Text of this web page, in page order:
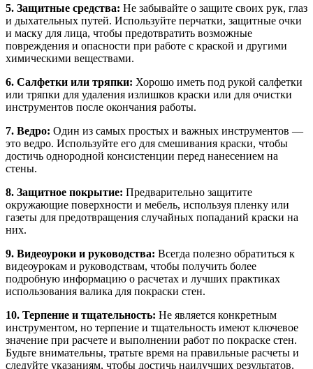
5. Защитные средства: Не забывайте о защите своих рук, глаз
и дыхательных путей. Используйте перчатки, защитные очки
и маску для лица, чтобы предотвратить возможные
повреждения и опасности при работе с краской и другими
химическими веществами.
6. Салфетки или тряпки: Хорошо иметь под рукой салфетки
или тряпки для удаления излишков краски или для очистки
инструментов после окончания работы.
7. Ведро: Один из самых простых и важных инструментов —
это ведро. Используйте его для смешивания краски, чтобы
достичь однородной консистенции перед нанесением на
стены.
8. Защитное покрытие: Предварительно защитите
окружающие поверхности и мебель, используя пленку или
газеты для предотвращения случайных попаданий краски на
них.
9. Видеоуроки и руководства: Всегда полезно обратиться к
видеоурокам и руководствам, чтобы получить более
подробную информацию о расчетах и лучших практиках
использования валика для покраски стен.
10. Терпение и тщательность: Не является конкретным
инструментом, но терпение и тщательность имеют ключевое
значение при расчете и выполнении работ по покраске стен.
Будьте внимательны, тратьте время на правильные расчеты и
следуйте указаниям, чтобы достичь наилучших результатов.